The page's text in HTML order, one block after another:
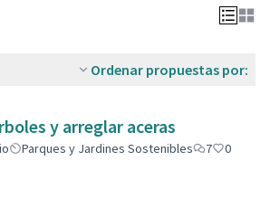
Ordenar propuestas por:
y arreglar aceras
Parques y Jardines Sostenibles 7
0